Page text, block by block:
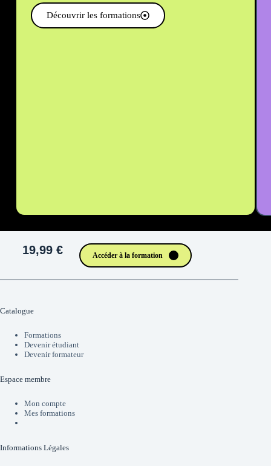
Découvrir les formations
19,99 € Accéder à la formation
Catalogue
Formations
Devenir étudiant
Devenir formateur
Espace membre
Mon compte
Mes formations
Informations Légales